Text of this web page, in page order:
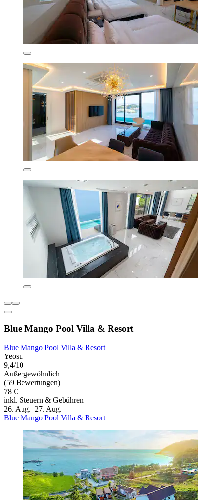
Blue Mango Pool Villa & Resort
Blue Mango Pool Villa & Resort
Yeosu
9,4/10
Außergewöhnlich
(59 Bewertungen)
78 €
inkl. Steuern & Gebühren
26. Aug.–27. Aug.
Blue Mango Pool Villa & Resort